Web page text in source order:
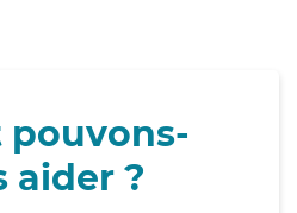
pouvons-
aider ?